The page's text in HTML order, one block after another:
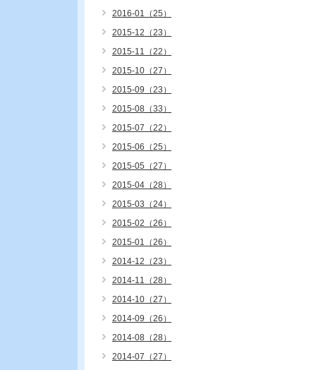
2016-01（25）
2015-12（23）
2015-11（22）
2015-10（27）
2015-09（23）
2015-08（33）
2015-07（22）
2015-06（25）
2015-05（27）
2015-04（28）
2015-03（24）
2015-02（26）
2015-01（26）
2014-12（23）
2014-11（28）
2014-10（27）
2014-09（26）
2014-08（28）
2014-07（27）